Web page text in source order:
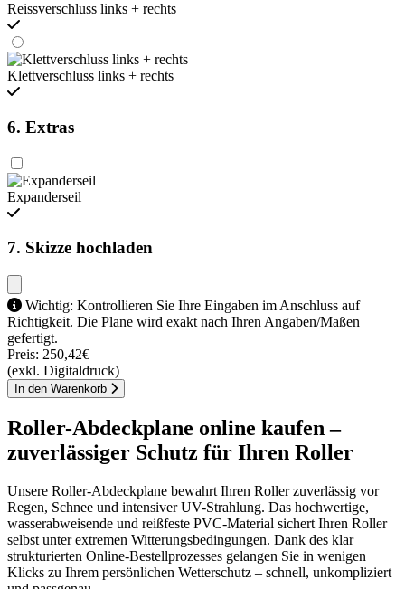
Reissverschluss links + rechts
Klettverschluss links + rechts
6. Extras
Expanderseil
7. Skizze hochladen
Wichtig: Kontrollieren Sie Ihre Eingaben im Anschluss auf
Richtigkeit. Die Plane wird exakt nach Ihren Angaben/Maßen
gefertigt.
Preis: 250,42€
(exkl. Digitaldruck)
In den Warenkorb
Roller-Abdeckplane online kaufen –
zuverlässiger Schutz für Ihren Roller
Unsere Roller-Abdeckplane bewahrt Ihren Roller zuverlässig vor
Regen, Schnee und intensiver UV-Strahlung. Das hochwertige,
wasserabweisende und reißfeste PVC-Material sichert Ihren Roller
selbst unter extremen Witterungsbedingungen. Dank des klar
strukturierten Online-Bestellprozesses gelangen Sie in wenigen
Klicks zu Ihrem persönlichen Wetterschutz – schnell, unkompliziert